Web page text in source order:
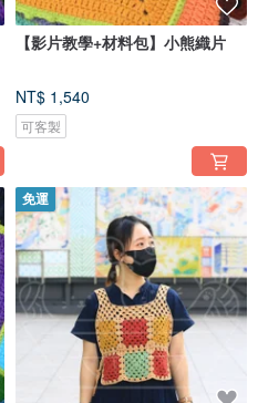
【影片教學+材料包】小熊織片
NT$ 1,540
可客製
免運